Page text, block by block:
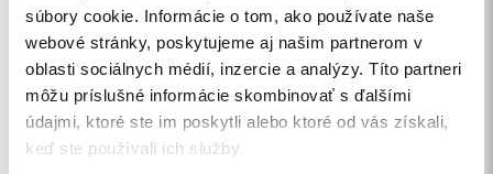
súbory cookie. Informácie o tom, ako používate naše
webové stránky, poskytujeme aj našim partnerom v
oblasti sociálnych médií, inzercie a analýzy. Títo partneri
môžu príslušné informácie skombinovať s ďalšími
údajmi, ktoré ste im poskytli alebo ktoré od vás získali,
keď ste používali ich služby.
Az Ön üzenete